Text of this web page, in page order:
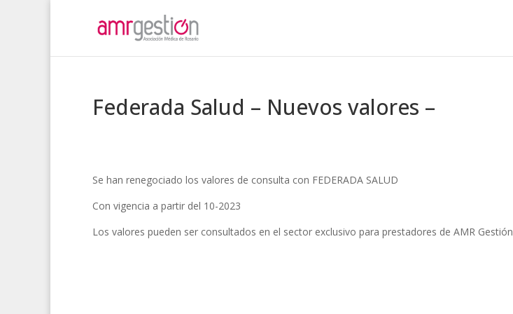
Federada Salud – Nuevos valores –
Se han renegociado los valores de consulta con FEDERADA SALUD
Con vigencia a partir del 10-2023
Los valores pueden ser consultados en el sector exclusivo para prestadores de AMR Gestión